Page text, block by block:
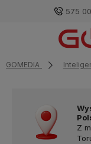
575
GOMEDIA
Z